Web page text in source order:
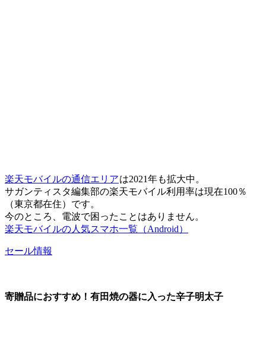
楽天モバイルの通信エリアは2021年も拡大中。
サガンティスタ編集部の楽天モバイル利用率は現在100％
（東京都在住）です。
今のところ、電波で困ったことはありません。
楽天モバイルの人気スマホ一覧（Android）
セール情報
寄贈品におすすめ！有田焼の器に入った辛子明太子